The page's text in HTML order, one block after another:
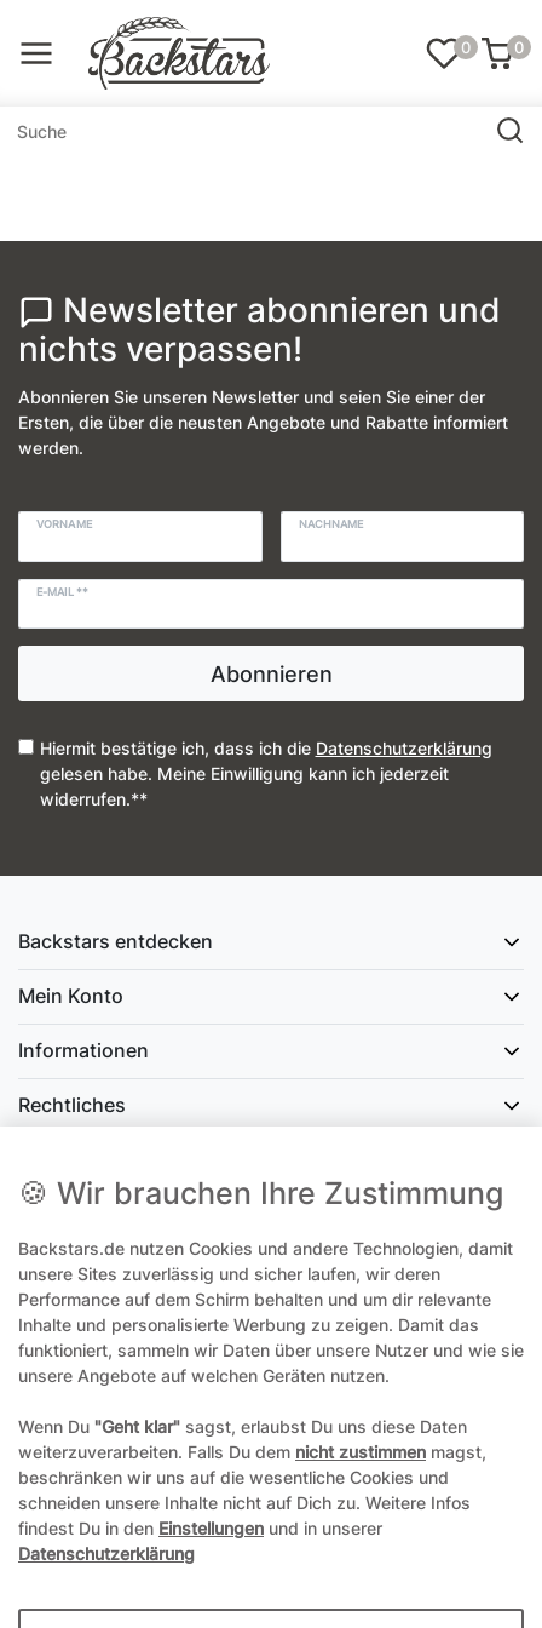
0 0
Newsletter abonnieren und
nichts verpassen!
Abonnieren Sie unseren Newsletter und seien Sie einer der
Ersten, die über die neusten Angebote und Rabatte informiert
werden.
VORNAME NACHNAME
E-MAIL **
Abonnieren
Hiermit bestätige ich, dass ich die Daten­schutz­erklärung
gelesen habe. Meine Einwilligung kann ich jederzeit
widerrufen.**
Backstars entdecken
Mein Konto
Informationen
Rechtliches
office@backstars.de
Wir antworten Ihnen schnellstmöglich. An Sonn- und Feiertagen kann
es evtl. zu Verzögerungen kommen.
07306 306239¹
Freitags am besten zwischen 8-12 Uhr
¹Telefonieren zum üblichen Ortstarif. Verbindugsgebühren für Anrufe
aus dem Mobilfunknetz können ggf. abweichen.
*Alle Preise inkl. gesetzl. Mehrwertsteuer und ggf. zzgl.
🍪 Wir brauchen Ihre Zustimmung
Backstars.de nutzen Cookies und andere Technologien, damit
unsere Sites zuverlässig und sicher laufen, wir deren
Performance auf dem Schirm behalten und um dir relevante
Inhalte und personalisierte Werbung zu zeigen. Damit das
funktioniert, sammeln wir Daten über unsere Nutzer und wie sie
unsere Angebote auf welchen Geräten nutzen.
Wenn Du "Geht klar" sagst, erlaubst Du uns diese Daten
weiterzuverarbeiten. Falls Du dem nicht zustimmen magst,
beschränken wir uns auf die wesentliche Cookies und
schneiden unsere Inhalte nicht auf Dich zu. Weitere Infos
findest Du in den Einstellungen und in unserer
Datenschutzerklärung